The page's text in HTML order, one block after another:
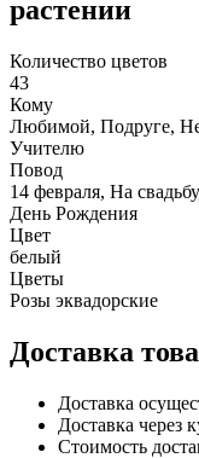
растении
Количество цветов
43
Кому
Любимой, Подруге,
Учителю
Повод
14 февраля, На
День Рождения
Цвет
белый
Цветы
Розы эквадорские
Доставка
Доставка
Доставка через
Стоимость